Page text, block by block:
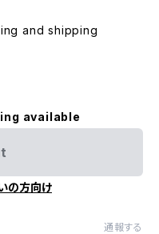
and shipping
available
の方向け
通報する